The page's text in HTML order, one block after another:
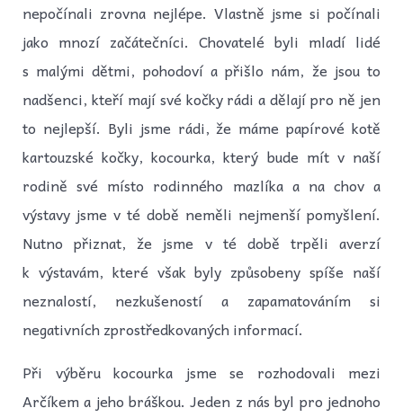
nepočínali zrovna nejlépe. Vlastně jsme si počínali
jako mnozí začátečníci. Chovatelé byli mladí lidé
s malými dětmi, pohodoví a přišlo nám, že jsou to
nadšenci, kteří mají své kočky rádi a dělají pro ně jen
to nejlepší. Byli jsme rádi, že máme papírové kotě
kartouzské kočky, kocourka, který bude mít v naší
rodině své místo rodinného mazlíka a na chov a
výstavy jsme v té době neměli nejmenší pomyšlení.
Nutno přiznat, že jsme v té době trpěli averzí
k výstavám, které však byly způsobeny spíše naší
neznalostí, nezkušeností a zapamatováním si
negativních zprostředkovaných informací.
Při výběru kocourka jsme se rozhodovali mezi
Arčíkem a jeho bráškou. Jeden z nás byl pro jednoho